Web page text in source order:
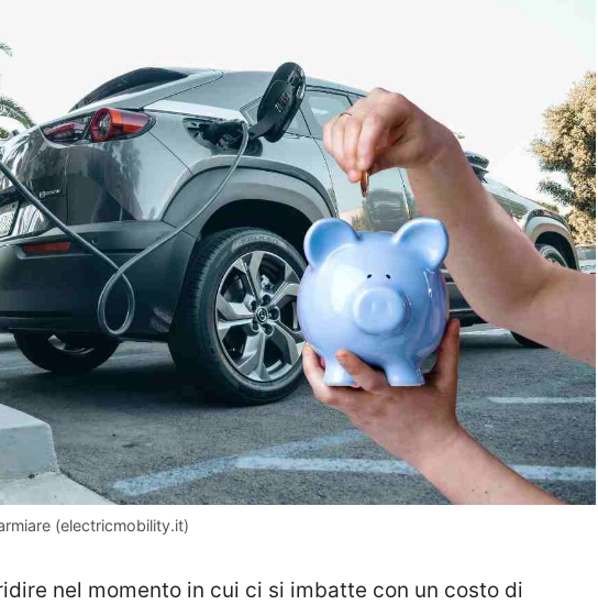
(electricmobility.it)
nel momento in cui ci si imbatte con un costo di